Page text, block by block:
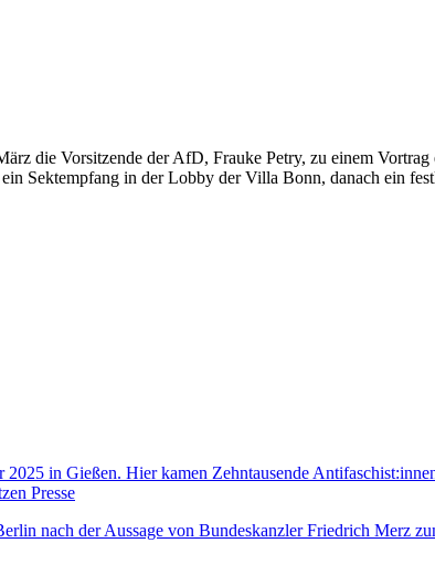
die Vorsitzende der AfD, Frauke Petry, zu einem
Sektempfang in der Lobby der Villa Bonn, danach ein